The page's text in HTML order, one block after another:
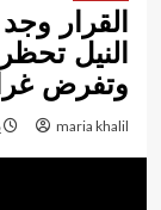
القرار
النيل
وتفرض
maria khalil